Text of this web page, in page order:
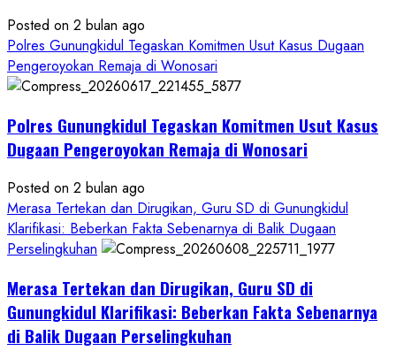
Posted on 2 bulan ago
Polres Gunungkidul Tegaskan Komitmen Usut Kasus Dugaan
Pengeroyokan Remaja di Wonosari
Polres Gunungkidul Tegaskan Komitmen Usut Kasus
Dugaan Pengeroyokan Remaja di Wonosari
Posted on 2 bulan ago
Merasa Tertekan dan Dirugikan, Guru SD di Gunungkidul
Klarifikasi: Beberkan Fakta Sebenarnya di Balik Dugaan
Perselingkuhan
Merasa Tertekan dan Dirugikan, Guru SD di
Gunungkidul Klarifikasi: Beberkan Fakta Sebenarnya
di Balik Dugaan Perselingkuhan